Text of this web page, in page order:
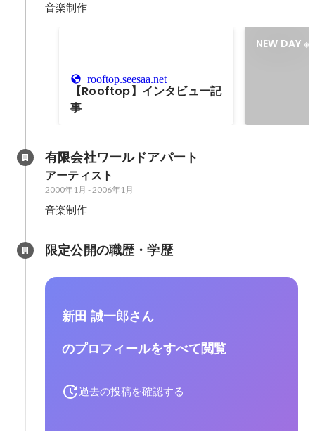
音楽制作
rooftop.seesaa.net
【Rooftop】インタビュー記
事
NEW DAY ※
有限会社ワールドアパート
アーティスト
2000年1月 -2006年1月
音楽制作
限定公開の職歴・学歴
新田 誠一郎さん
のプロフィールをすべて閲覧
過去の投稿を確認する